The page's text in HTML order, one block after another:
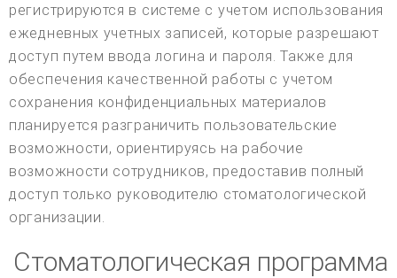
регистрируются в системе с учетом использования
ежедневных учетных записей, которые разрешают
доступ путем ввода логина и пароля. Также для
обеспечения качественной работы с учетом
сохранения конфиденциальных материалов
планируется разграничить пользовательские
возможности, ориентируясь на рабочие
возможности сотрудников, предоставив полный
доступ только руководителю стоматологической
организации.
Стоматологическая программа